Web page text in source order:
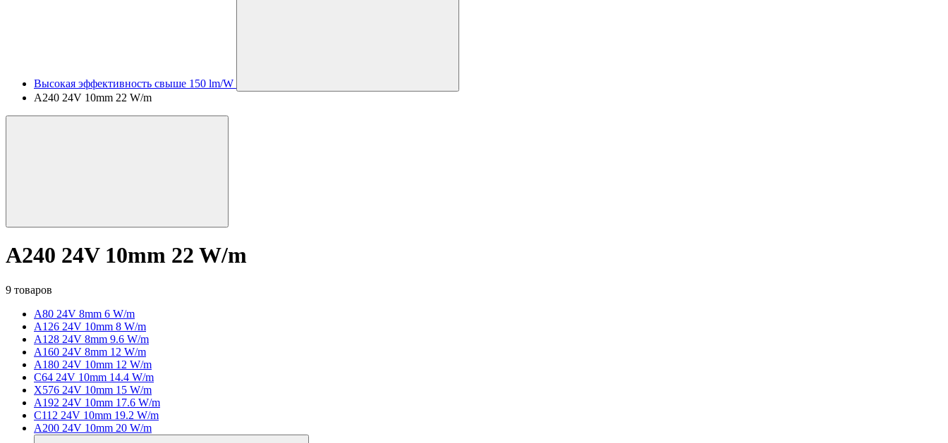
Высокая эффективность свыше 150 lm/W
A240 24V 10mm 22 W/m
A240 24V 10mm 22 W/m
9 товаров
A80 24V 8mm 6 W/m
A126 24V 10mm 8 W/m
A128 24V 8mm 9.6 W/m
A160 24V 8mm 12 W/m
A180 24V 10mm 12 W/m
C64 24V 10mm 14.4 W/m
X576 24V 10mm 15 W/m
A192 24V 10mm 17.6 W/m
C112 24V 10mm 19.2 W/m
A200 24V 10mm 20 W/m